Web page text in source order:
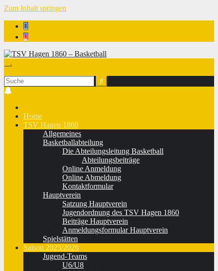
Zum Inhalt springen
Home
TSV Hagen 1860
Allgemeines
Basketballabteilung
Die Abteilungsleitung Basketball
Abteilungsbeiträge
Online Anmeldung
Online Abmeldung
Kontaktformular
Hauptverein
Satzung Hauptverein
Jugendordnung des TSV Hagen 1860
Beiträge Hauptverein
Anmeldungsformular Hauptverein
Spielstätten
Saison 2025/2026
Jugend-Teams
U6/U8